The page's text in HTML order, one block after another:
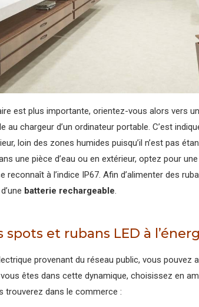
est plus importante, orientez-vous alors vers
au chargeur d’un ordinateur portable. C’est
loin des zones humides puisqu’il n’est pas
une pièce d’eau ou en extérieur, optez pour
reconnaît à l’indice IP67. Afin d’alimenter des
batterie rechargeable.
et rubans LED à
provenant du réseau public, vous pouvez
vous êtes dans cette dynamique, choisissez en
trouverez dans le commerce :